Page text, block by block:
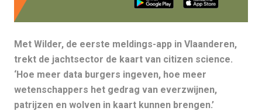
Met Wilder, de eerste meldings-app in Vlaanderen,
trekt de jachtsector de kaart van citizen science.
‘Hoe meer data burgers ingeven, hoe meer
wetenschappers het gedrag van everzwijnen,
patrijzen en wolven in kaart kunnen brengen.’